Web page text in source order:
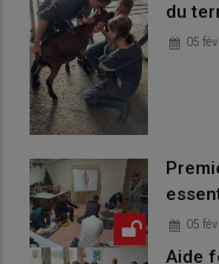
du
05
05
Aide